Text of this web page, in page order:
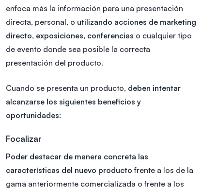
enfoca más la información para una presentación
directa, personal, o utilizando acciones de marketing
directo, exposiciones, conferencias o cualquier tipo
de evento donde sea posible la correcta
presentación del producto.
Cuando se presenta un producto, deben intentar
alcanzarse los siguientes beneficios y
oportunidades:
Focalizar
Poder destacar de manera concreta las
características del nuevo producto frente a los de la
gama anteriormente comercializada o frente a los